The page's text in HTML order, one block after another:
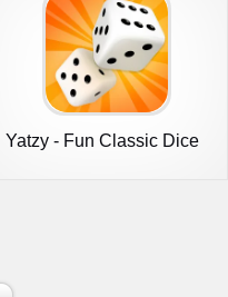
Yatzy - Fun Classic Dice